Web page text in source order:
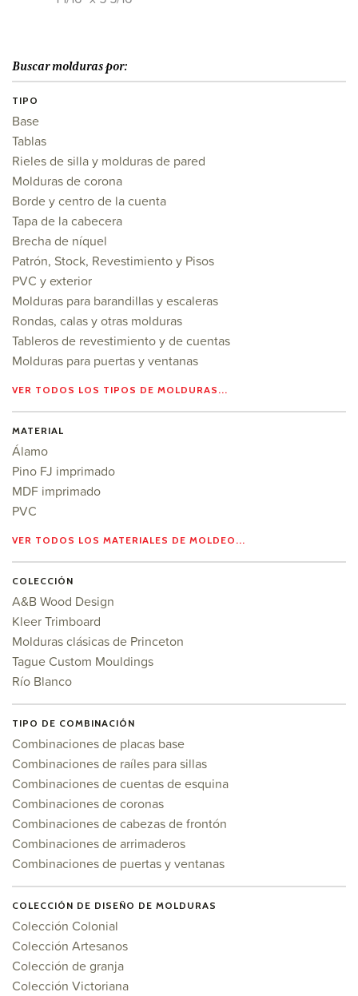
Buscar molduras por:
TIPO
Base
Tablas
Rieles de silla y molduras de pared
Molduras de corona
Borde y centro de la cuenta
Tapa de la cabecera
Brecha de níquel
Patrón, Stock, Revestimiento y Pisos
PVC y exterior
Molduras para barandillas y escaleras
Rondas, calas y otras molduras
Tableros de revestimiento y de cuentas
Molduras para puertas y ventanas
VER TODOS LOS TIPOS DE MOLDURAS...
MATERIAL
Álamo
Pino FJ imprimado
MDF imprimado
PVC
VER TODOS LOS MATERIALES DE MOLDEO...
COLECCIÓN
A&B Wood Design
Kleer Trimboard
Molduras clásicas de Princeton
Tague Custom Mouldings
Río Blanco
TIPO DE COMBINACIÓN
Combinaciones de placas base
Combinaciones de raíles para sillas
Combinaciones de cuentas de esquina
Combinaciones de coronas
Combinaciones de cabezas de frontón
Combinaciones de arrimaderos
Combinaciones de puertas y ventanas
COLECCIÓN DE DISEÑO DE MOLDURAS
Colección Colonial
Colección Artesanos
Colección de granja
Colección Victoriana